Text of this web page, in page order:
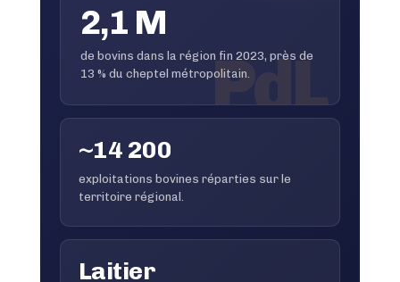
2,1 M
de bovins dans la région fin 2023, près de
13 % du cheptel métropolitain.PdL
~14 200
exploitations bovines réparties sur le
territoire régional.
Laitier